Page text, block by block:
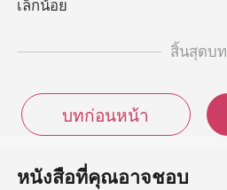
สิ้นสุดบท
บทก่อนหน้า
หนังสือที่คุณอาจชอบ